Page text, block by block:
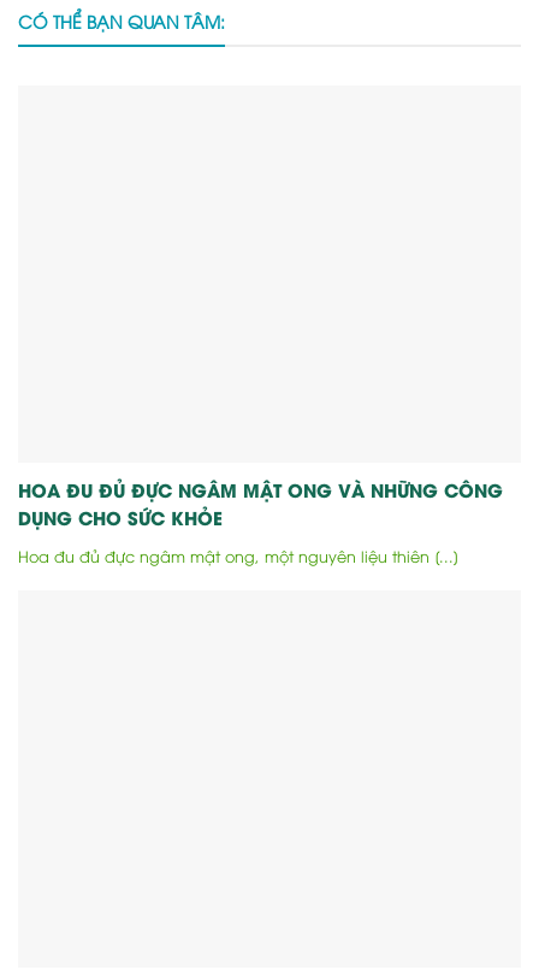
CÓ THỂ BẠN QUAN TÂM:
HOA ĐU ĐỦ ĐỰC NGÂM MẬT ONG VÀ NHỮNG CÔNG
DỤNG CHO SỨC KHỎE
Hoa đu đủ đực ngâm mật ong, một nguyên liệu thiên [...]